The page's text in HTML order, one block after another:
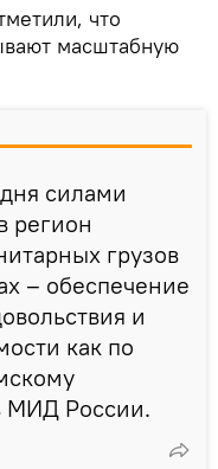
что
масштабную
силами
регион
грузов
– обеспечение
и
как по
МИД России.